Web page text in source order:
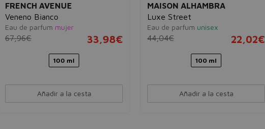
FRENCH AVENUE
Veneno Bianco
Eau de parfum mujer
67,96€ 33,98€
100 ml
Añadir a la cesta
MAISON ALHAMBRA
Luxe Street
Eau de parfum unisex
44,04€ 22,02€
100 ml
Añadir a la cesta